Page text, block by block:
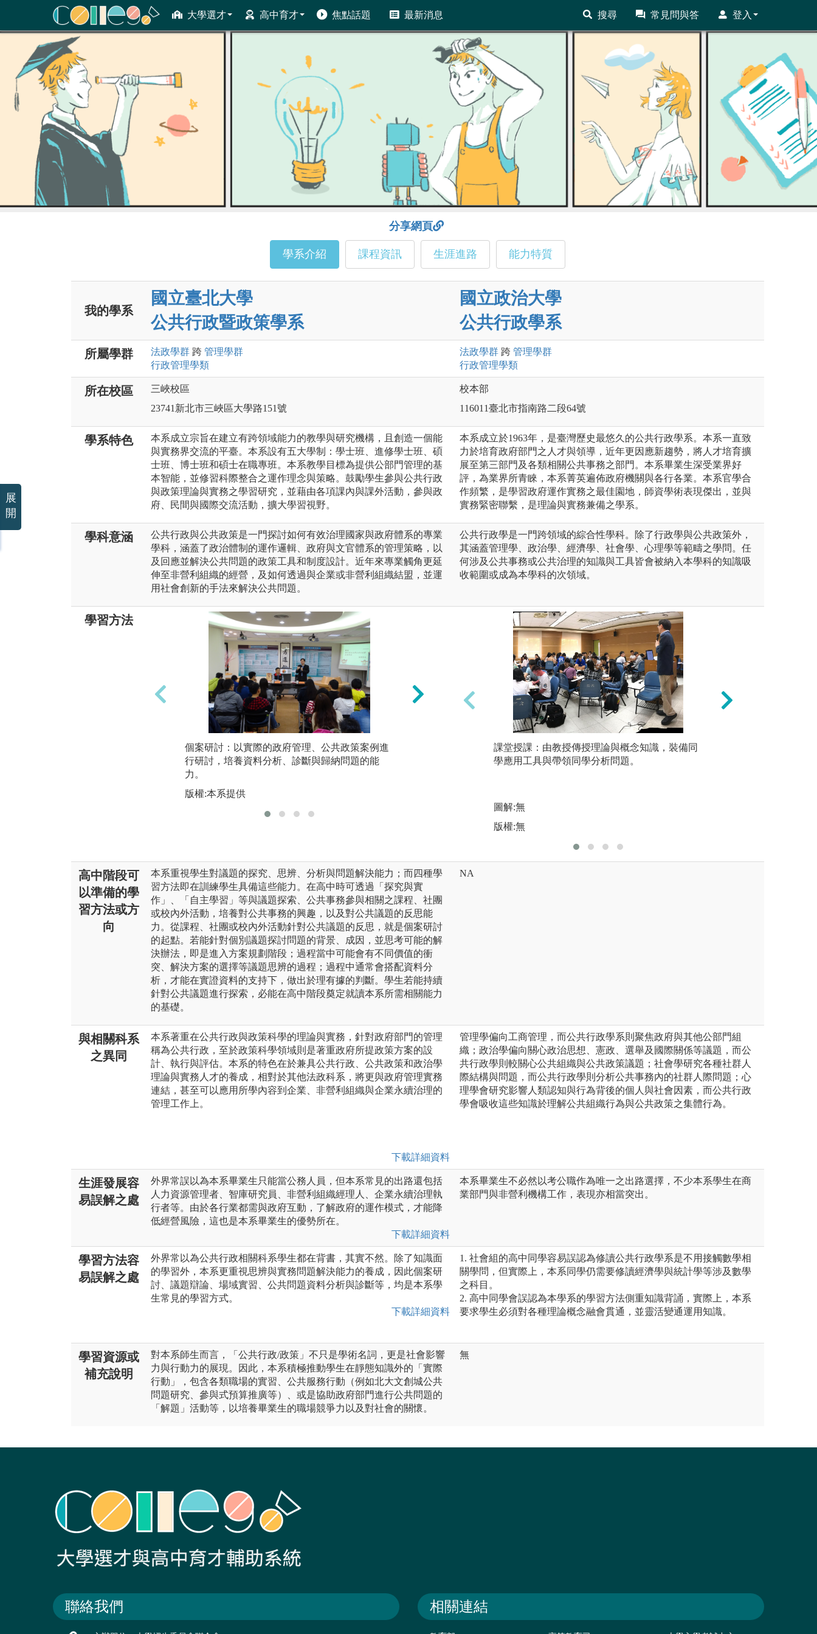
大學選才 高中育才 焦點話題 最新消息 搜尋 常見問與答 登入
ColleGo! 大學選才與高中育才輔助系統
分享網頁
學系介紹 課程資訊 生涯進路 能力特質
我的學系
國立臺北大學
公共行政暨政策學系
國立政治大學
公共行政學系
所屬學群 法政學群 跨 管理學群
行政管理學類
法政學群 跨 管理學群
行政管理學類
所在校區
三峽校區
23741新北市三峽區大學路151號
校本部
116011臺北市指南路二段64號
學系特色
本系成立宗旨在建立有跨領域能力的教學與研究機構，且創造一個能
與實務界交流的平臺。本系設有五大學制：學士班、進修學士班、碩
士班、博士班和碩士在職專班。本系教學目標為提供公部門管理的基
本智能，並修習科際整合之運作理念與策略。鼓勵學生參與公共行政
與政策理論與實務之學習研究，並藉由各項課內與課外活動，參與政
府、民間與國際交流活動，擴大學習視野。
本系成立於1963年，是臺灣歷史最悠久的公共行政學系。本系一直致
力於培育政府部門之人才與領導，近年更因應新趨勢，將人才培育擴
展至第三部門及各類相關公共事務之部門。本系畢業生深受業界好
評，為業界所青睞，本系菁英遍佈政府機關與各行各業。本系官學合
作頻繁，是學習政府運作實務之最佳園地，師資學術表現傑出，並與
實務緊密聯繫，是理論與實務兼備之學系。
學科意涵
公共行政與公共政策是一門探討如何有效治理國家與政府體系的專業
學科，涵蓋了政治體制的運作邏輯、政府與文官體系的管理策略，以
及回應並解決公共問題的政策工具和制度設計。近年來專業觸角更延
伸至非營利組織的經營，及如何透過與企業或非營利組織結盟，並運
用社會創新的手法來解決公共問題。
公共行政學是一門跨領域的綜合性學科。除了行政學與公共政策外，
其涵蓋管理學、政治學、經濟學、社會學、心理學等範疇之學問。任
何涉及公共事務或公共治理的知識與工具皆會被納入本學科的知識吸
收範圍或成為本學科的次領域。
學習方法
個案研討：以實際的政府管理、公共政策案例進
行研討，培養資料分析、診斷與歸納問題的能
力。
版權:本系提供
方案規劃：整合應用各種質性與數字資料之分析
與管理策略技巧，針對公共問題提出具體可行的
課堂授課：由教授傳授理論與概念知識，裝備同
學應用工具與帶領同學分析問題。
圖解:無
版權:無
高中階段可
以準備的學
習方法或方
向
本系重視學生對議題的探究、思辨、分析與問題解決能力；而四種學
習方法即在訓練學生具備這些能力。在高中時可透過「探究與實
作」、「自主學習」等與議題探索、公共事務參與相關之課程、社團
或校內外活動，培養對公共事務的興趣，以及對公共議題的反思能
力。從課程、社團或校內外活動針對公共議題的反思，就是個案研討
的起點。若能針對個別議題探討問題的背景、成因，並思考可能的解
決辦法，即是進入方案規劃階段；過程當中可能會有不同價值的衝
突、解決方案的選擇等議題思辨的過程；過程中通常會搭配資料分
析，才能在實證資料的支持下，做出於理有據的判斷。學生若能持續
針對公共議題進行探索，必能在高中階段奠定就讀本系所需相關能力
的基礎。
NA
與相關科系
之異同
本系著重在公共行政與政策科學的理論與實務，針對政府部門的管理
稱為公共行政，至於政策科學領域則是著重政府所提政策方案的設
計、執行與評估。本系的特色在於兼具公共行政、公共政策和政治學
理論與實務人才的養成，相對於其他法政科系，將更與政府管理實務
連結，甚至可以應用所學內容到企業、非營利組織與企業永續治理的
管理工作上。
下載詳細資料
管理學偏向工商管理，而公共行政學系則聚焦政府與其他公部門組
織；政治學偏向關心政治思想、憲政、選舉及國際關係等議題，而公
共行政學則較關心公共組織與公共政策議題；社會學研究各種社群人
際結構與問題，而公共行政學則分析公共事務內的社群人際問題；心
理學會研究影響人類認知與行為背後的個人與社會因素，而公共行政
學會吸收這些知識於理解公共組織行為與公共政策之集體行為。
生涯發展容
易誤解之處
外界常誤以為本系畢業生只能當公務人員，但本系常見的出路還包括
人力資源管理者、智庫研究員、非營利組織經理人、企業永續治理執
行者等。由於各行業都需與政府互動，了解政府的運作模式，才能降
低經營風險，這也是本系畢業生的優勢所在。
下載詳細資料
本系畢業生不必然以考公職作為唯一之出路選擇，不少本系學生在商
業部門與非營利機構工作，表現亦相當突出。
學習方法容
易誤解之處
外界常以為公共行政相關科系學生都在背書，其實不然。除了知識面
的學習外，本系更重視思辨與實務問題解決能力的養成，因此個案研
討、議題辯論、場域實習、公共問題資料分析與診斷等，均是本系學
生常見的學習方式。
下載詳細資料
1. 社會組的高中同學容易誤認為修讀公共行政學系是不用接觸數學相
關學問，但實際上，本系同學仍需要修讀經濟學與統計學等涉及數學
之科目。
2. 高中同學會誤認為本學系的學習方法側重知識背誦，實際上，本系
要求學生必須對各種理論概念融會貫通，並靈活變通運用知識。
學習資源或
補充說明
對本系師生而言，「公共行政/政策」不只是學術名詞，更是社會影響
力與行動力的展現。因此，本系積極推動學生在靜態知識外的「實際
行動」，包含各類職場的實習、公共服務行動（例如北大文創城公共
問題研究、參與式預算推廣等）、或是協助政府部門進行公共問題的
「解題」活動等，以培養畢業生的職場競爭力以及對社會的關懷。
無
聯絡我們 相關連結
展
開